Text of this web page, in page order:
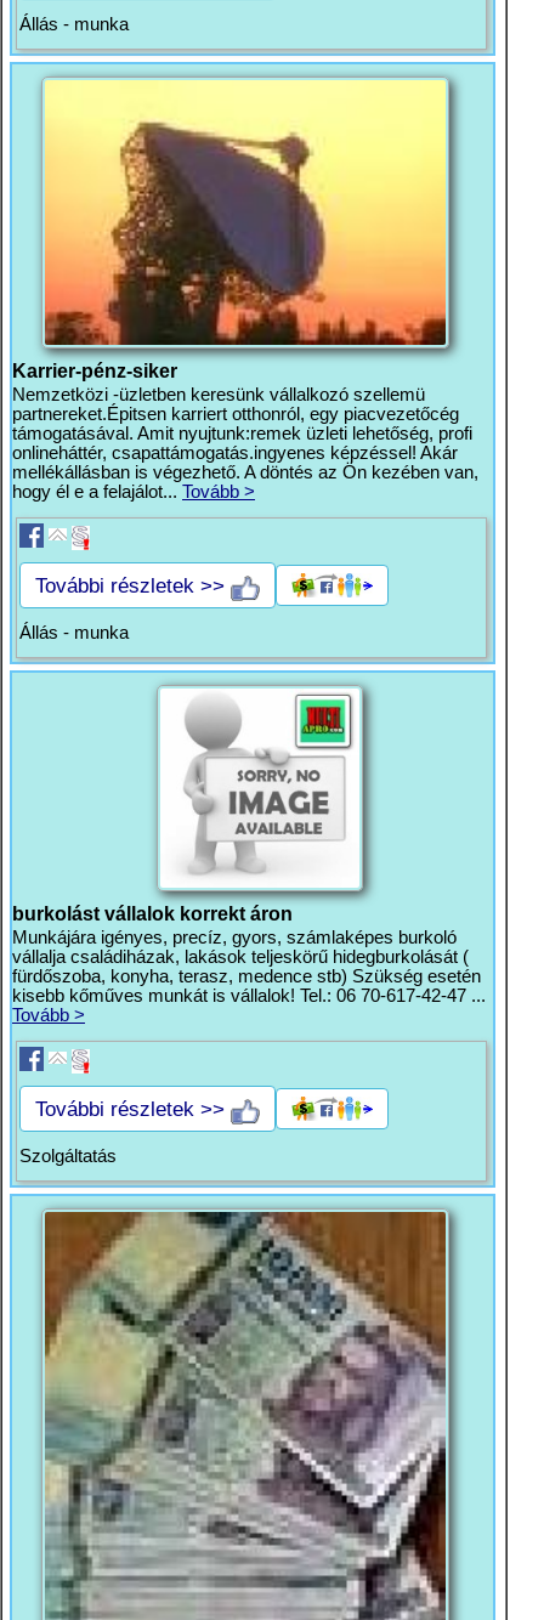
Állás - munka
Karrier-pénz-siker
Nemzetközi -üzletben keresünk vállalkozó szellemü
partnereket.Épitsen karriert otthonról, egy piacvezetőcég
támogatásával. Amit nyujtunk:remek üzleti lehetőség, profi
onlineháttér, csapattámogatás.ingyenes képzéssel! Akár
mellékállásban is végezhető. A döntés az Ön kezében van,
hogy él e a felajálot... Tovább >
További részletek >>
Állás - munka
burkolást vállalok korrekt áron
Munkájára igényes, precíz, gyors, számlaképes burkoló
vállalja családiházak, lakások teljeskörű hidegburkolását (
fürdőszoba, konyha, terasz, medence stb) Szükség esetén
kisebb kőműves munkát is vállalok! Tel.: 06 70-617-42-47 ...
Tovább >
További részletek >>
Szolgáltatás